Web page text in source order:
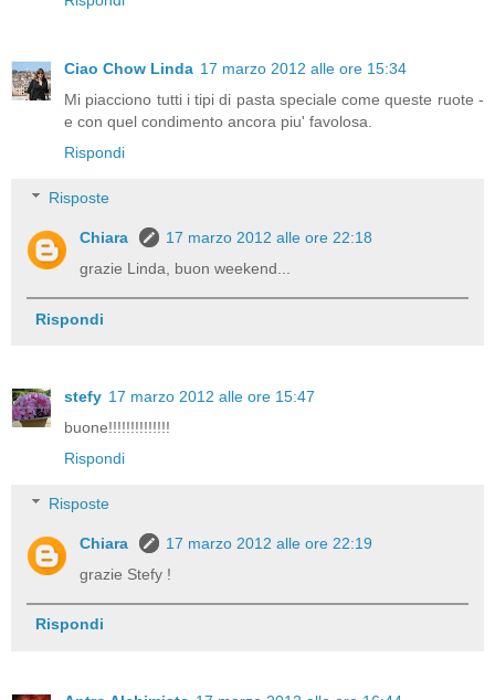
Ciao Chow Linda 17 marzo 2012 alle ore 15:34
Mi piacciono tutti i tipi di pasta speciale come queste ruote -
e con quel condimento ancora piu' favolosa.
Rispondi
Risposte
Chiara
17 marzo 2012 alle ore 22:18
grazie Linda, buon weekend...
Rispondi
stefy 17 marzo 2012 alle ore 15:47
buone!!!!!!!!!!!!!!
Rispondi
Risposte
Chiara
17 marzo 2012 alle ore 22:19
grazie Stefy !
Rispondi